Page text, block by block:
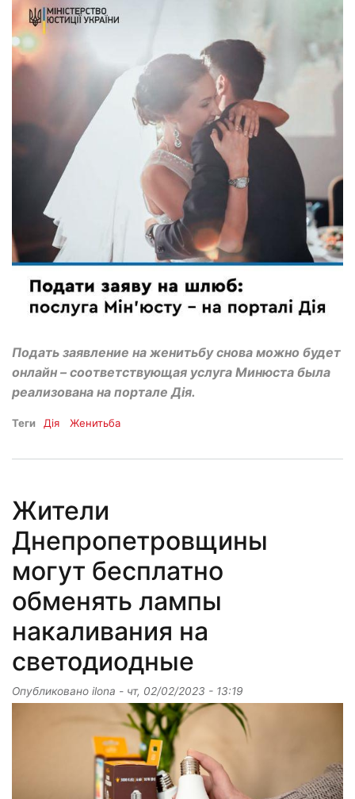
Подать заявление на женитьбу снова можно будет
онлайн – соответствующая услуга Минюста была
реализована на портале Дія.
Теги Дія Женитьба
Жители
Днепропетровщины
могут бесплатно
обменять лампы
накаливания на
светодиодные
Опубликовано ilona - чт, 02/02/2023 - 13:19